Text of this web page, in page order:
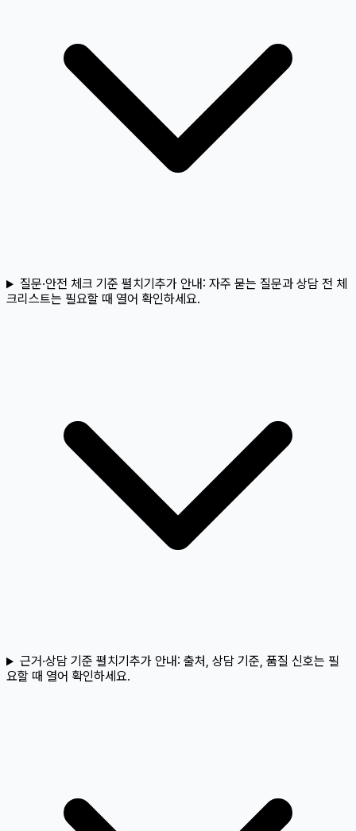
질문·안전 체크 기준 펼치기 추가 안내: 자주 묻는 질문과 상담 전 체
크리스트는 필요할 때 열어 확인하세요.
근거·상담 기준 펼치기 추가 안내: 출처, 상담 기준, 품질 신호는 필
요할 때 열어 확인하세요.